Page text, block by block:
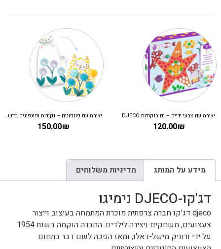
יצירה עם צבעי ידיים – ים בנקודות DJECO
120.00₪
יצירה עם פונפונים – נקודות ופונפונים בדשא DJECO
150.00₪
מידע על המותג מדיניות משלוחים
דג'קו-DJECO נימיגו
djeco דג'קו חברה צרפתית מוכרת המתמחה בעיצוב וייצור
צעצועים, משחקים ויצירה לילדים. החברה הוקמה בשנת 1954
על ידי ורוניק מישל-דאלו, ומאז הפכה לשם דבר בתחום